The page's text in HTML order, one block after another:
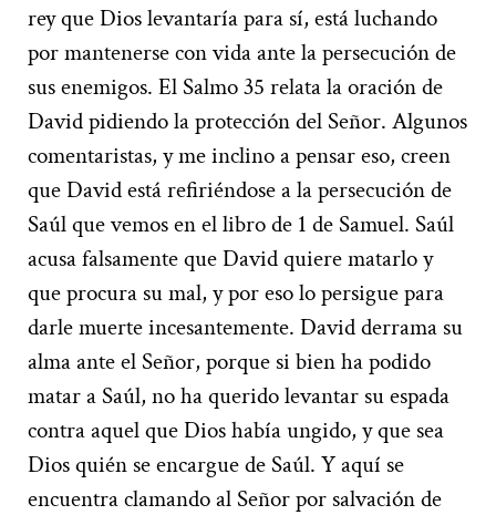
rey que Dios levantaría para sí, está luchando
por mantenerse con vida ante la persecución de
sus enemigos. El Salmo 35 relata la oración de
David pidiendo la protección del Señor. Algunos
comentaristas, y me inclino a pensar eso, creen
que David está refiriéndose a la persecución de
Saúl que vemos en el libro de 1 de Samuel. Saúl
acusa falsamente que David quiere matarlo y
que procura su mal, y por eso lo persigue para
darle muerte incesantemente. David derrama su
alma ante el Señor, porque si bien ha podido
matar a Saúl, no ha querido levantar su espada
contra aquel que Dios había ungido, y que sea
Dios quién se encargue de Saúl. Y aquí se
encuentra clamando al Señor por salvación de